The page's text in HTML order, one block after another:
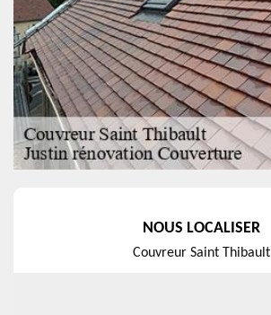
NOUS LOCALISER
Couvreur Saint Thibault